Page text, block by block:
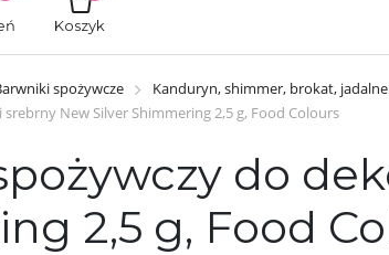
Koszyk
spożywcze Kanduryn, shimmer, brokat,
New Silver Shimmering 2,5 g, Food Colours
do
2,5 g, Food